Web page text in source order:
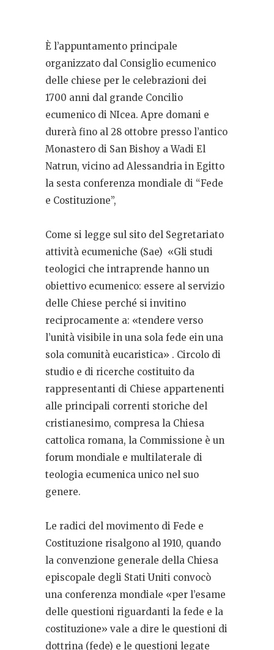
È l’appuntamento principale
organizzato dal Consiglio ecumenico
delle chiese per le celebrazioni dei
1700 anni dal grande Concilio
ecumenico di NIcea. Apre domani e
durerà fino al 28 ottobre presso l’antico
Monastero di San Bishoy a Wadi El
Natrun, vicino ad Alessandria in Egitto
la sesta conferenza mondiale di “Fede
e Costituzione”,
Come si legge sul sito del Segretariato
attività ecumeniche (Sae) «Gli studi
teologici che intraprende hanno un
obiettivo ecumenico: essere al servizio
delle Chiese perché si invitino
reciprocamente a: «tendere verso
l’unità visibile in una sola fede ein una
sola comunità eucaristica» . Circolo di
studio e di ricerche costituito da
rappresentanti di Chiese appartenenti
alle principali correnti storiche del
cristianesimo, compresa la Chiesa
cattolica romana, la Commissione è un
forum mondiale e multilaterale di
teologia ecumenica unico nel suo
genere.
Le radici del movimento di Fede e
Costituzione risalgono al 1910, quando
la convenzione generale della Chiesa
episcopale degli Stati Uniti convocò
una conferenza mondiale «per l’esame
delle questioni riguardanti la fede e la
costituzione» vale a dire le questioni di
dottrina (fede) e le questioni legate